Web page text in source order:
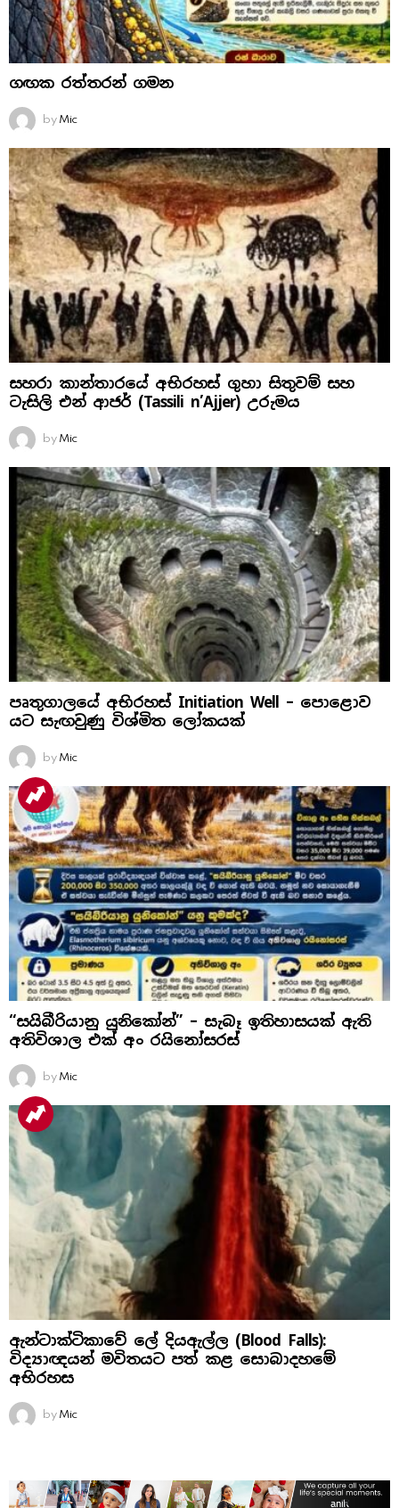
ගඟක රත්තරන් ගමන
by Mic
සහරා කාන්තාරයේ අභිරහස් ගුහා සිතුවම් සහ
ටැසිලි එන් ආජර් (Tassili n’Ajjer) උරුමය
by Mic
පෘතුගාලයේ අභිරහස් Initiation Well – පොළොව
යට සැඟවුණු විශ්මිත ලෝකයක්
by Mic
“සයිබීරියානු යුනිකෝන්” – සැබෑ ඉතිහාසයක් ඇති
අතිවිශාල එක් අං රයිනෝසරස්
by Mic
ඇන්ටාක්ටිකාවේ ලේ දියඇල්ල (Blood Falls):
විද්‍යාඥයන් මවිතයට පත් කළ සොබාදහමේ
අභිරහස
by Mic